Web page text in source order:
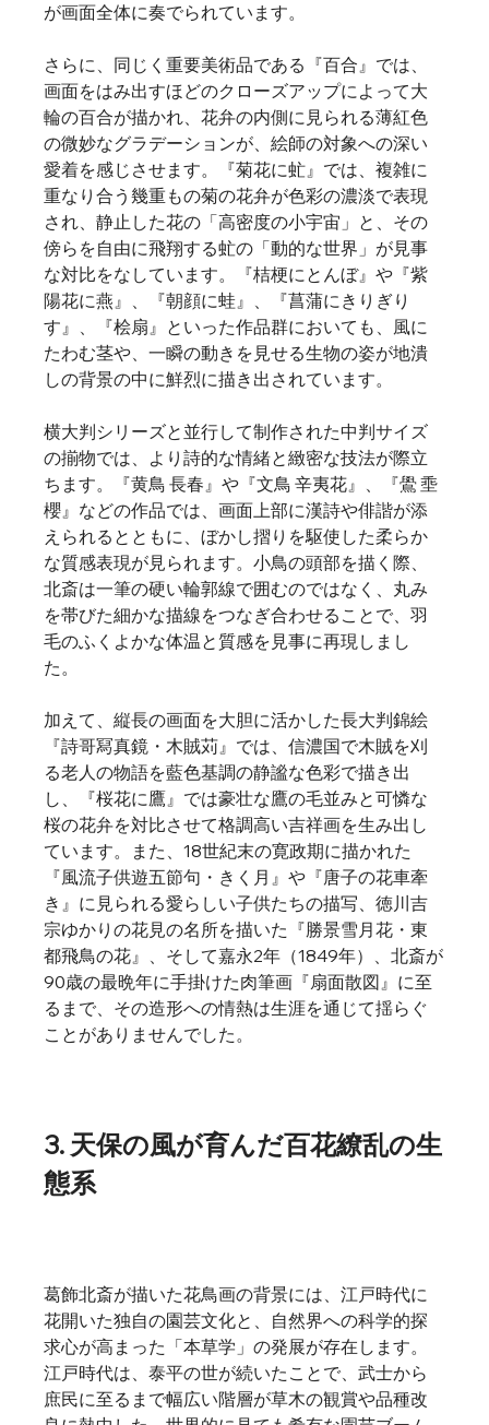
が画面全体に奏でられています。
さらに、同じく重要美術品である『百合』では、
画面をはみ出すほどのクローズアップによって大
輪の百合が描かれ、花弁の内側に見られる薄紅色
の微妙なグラデーションが、絵師の対象への深い
愛着を感じさせます。『菊花に虻』では、複雑に
重なり合う幾重もの菊の花弁が色彩の濃淡で表現
され、静止した花の「高密度の小宇宙」と、その
傍らを自由に飛翔する虻の「動的な世界」が見事
な対比をなしています。『桔梗にとんぼ』や『紫
陽花に燕』、『朝顔に蛙』、『菖蒲にきりぎり
す』、『桧扇』といった作品群においても、風に
たわむ茎や、一瞬の動きを見せる生物の姿が地潰
しの背景の中に鮮烈に描き出されています。
横大判シリーズと並行して制作された中判サイズ
の揃物では、より詩的な情緒と緻密な技法が際立
ちます。『黄鳥 長春』や『文鳥 辛夷花』、『鷽 埀
櫻』などの作品では、画面上部に漢詩や俳諧が添
えられるとともに、ぼかし摺りを駆使した柔らか
な質感表現が見られます。小鳥の頭部を描く際、
北斎は一筆の硬い輪郭線で囲むのではなく、丸み
を帯びた細かな描線をつなぎ合わせることで、羽
毛のふくよかな体温と質感を見事に再現しまし
た。
加えて、縦長の画面を大胆に活かした長大判錦絵
『詩哥冩真鏡・木賊苅』では、信濃国で木賊を刈
る老人の物語を藍色基調の静謐な色彩で描き出
し、『桜花に鷹』では豪壮な鷹の毛並みと可憐な
桜の花弁を対比させて格調高い吉祥画を生み出し
ています。また、18世紀末の寛政期に描かれた
『風流子供遊五節句・きく月』や『唐子の花車牽
き』に見られる愛らしい子供たちの描写、徳川吉
宗ゆかりの花見の名所を描いた『勝景雪月花・東
都飛鳥の花』、そして嘉永2年（1849年）、北斎が
90歳の最晩年に手掛けた肉筆画『扇面散図』に至
るまで、その造形への情熱は生涯を通じて揺らぐ
ことがありませんでした。
3. 天保の風が育んだ百花繚乱の生
態系
葛飾北斎が描いた花鳥画の背景には、江戸時代に
花開いた独自の園芸文化と、自然界への科学的探
求心が高まった「本草学」の発展が存在します。
江戸時代は、泰平の世が続いたことで、武士から
庶民に至るまで幅広い階層が草木の観賞や品種改